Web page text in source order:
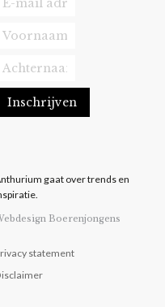
gaat over trends en
Boerenjongens
statement